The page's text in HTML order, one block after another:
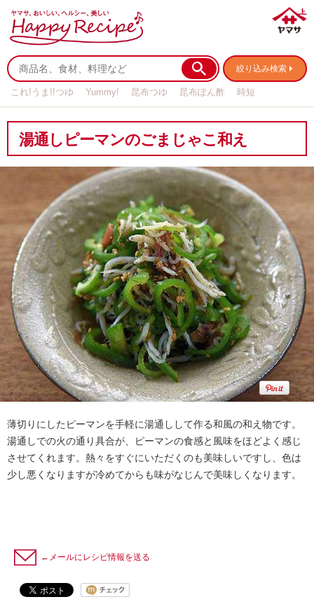
絞り込み検索
これ!うま!!つゆ Yummy! 昆布つゆ 昆布ぽん酢
時短
湯通しピーマンのごまじゃこ和え
薄切りにしたピーマンを手軽に湯通しして作る和風の和え物です。
湯通しでの火の通り具合が、ピーマンの食感と風味をほどよく感じ
させてくれます。熱々をすぐにいただくのも美味しいですし、色は
少し悪くなりますが冷めてからも味がなじんで美味しくなります。
←メールにレシピ情報を送る